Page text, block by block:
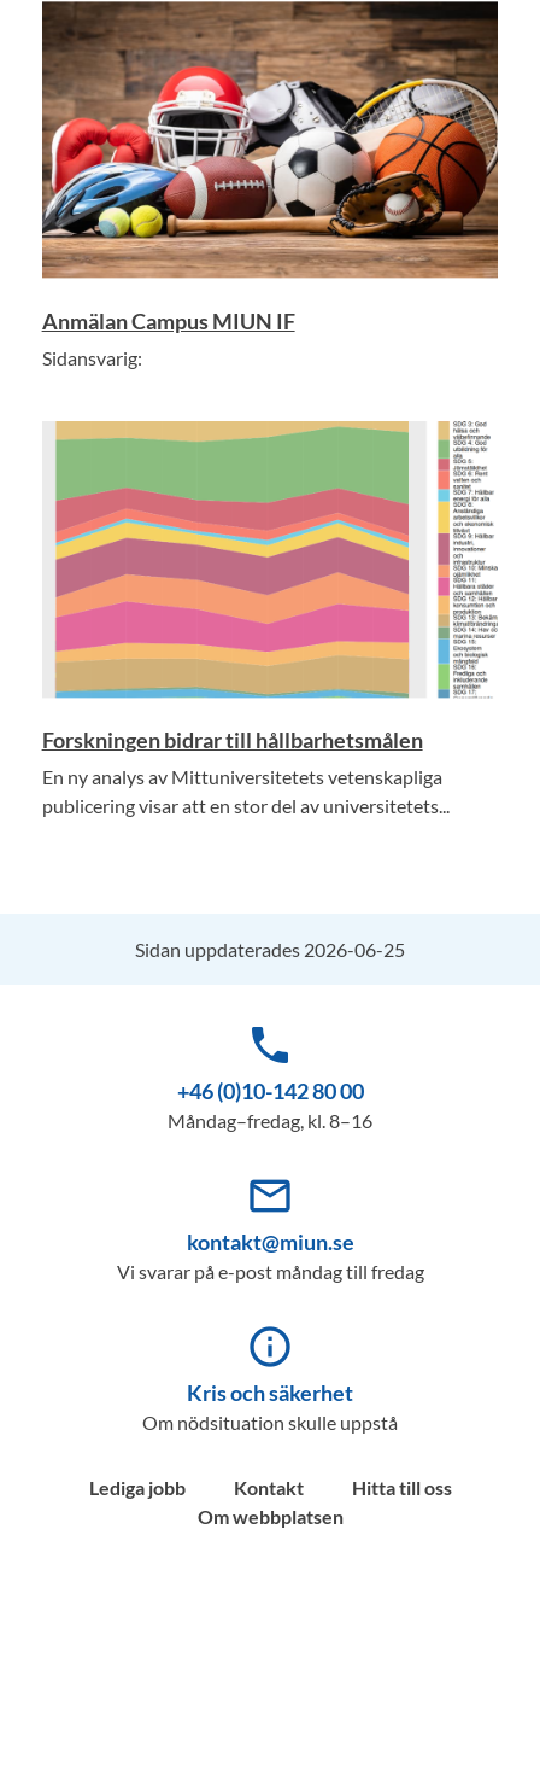
Anmälan Campus MIUN IF
Sidansvarig:
Forskningen bidrar till hållbarhetsmålen
En ny analys av Mittuniversitetets vetenskapliga
publicering visar att en stor del av universitetets...
Sidan uppdaterades 2026-06-25
phone
+46 (0)10-142 80 00
Måndag–fredag, kl. 8–16
mail_outline
kontakt@miun.se
Vi svarar på e-post måndag till fredag
info_outline
Kris och säkerhet
Om nödsituation skulle uppstå
Lediga jobb Kontakt
Hitta till oss
Om webbplatsen